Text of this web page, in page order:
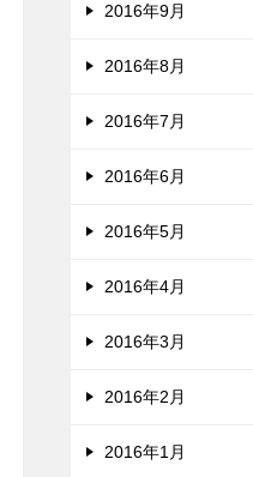
2016年9月
2016年8月
2016年7月
2016年6月
2016年5月
2016年4月
2016年3月
2016年2月
2016年1月